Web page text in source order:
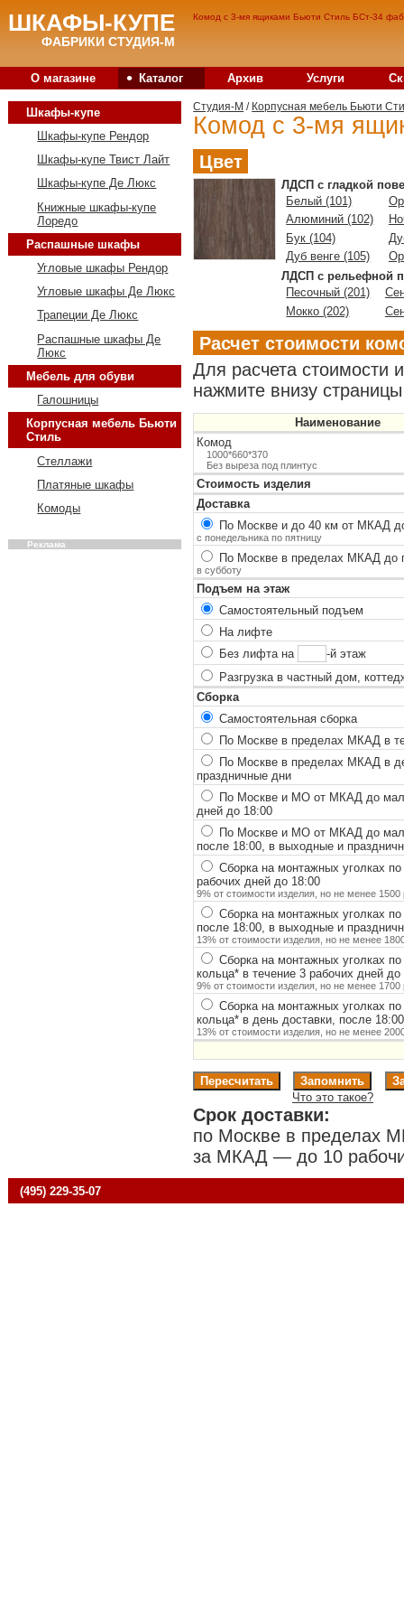
Комод с 3-мя ящиками Бьюти Стиль БСт-34
ШКАФЫ-КУПЕ
ФАБРИКИ СТУДИЯ-М
О магазине • Каталог Архив Услуги
Студия-M / Корпусная мебель Бьюти
Комод с 3-мя
Цвет
ЛДСП с гладкой
Белый (101)
Алюминий (102)
Бук (104)
Дуб венге (105)
ЛДСП с рельефной
Песочный (201)
Мокко (202)
Расчет стоимости
Для расчета стоимости
нажмите внизу
Наименование
Комод
1000*660*370
Без выреза под плинтус
Стоимость изделия
Доставка
По Москве и до 40 км от МКАД
с понедельника по пятницу
По Москве в пределах МКАД до
в субботу
Подъем на этаж
Самостоятельный подъем
На лифте
Без лифта на
-й этаж
Разгрузка в частный дом,
Сборка
Самостоятельная сборка
По Москве в пределах МКАД в
По Москве в пределах МКАД в
праздничные дни
По Москве и МО от МКАД до
дней до 18:00
По Москве и МО от МКАД до
после 18:00, в выходные и
Сборка на монтажных уголках
рабочих дней до 18:00
9% от стоимости изделия, но не менее 1500
Сборка на монтажных уголках
после 18:00, в выходные и
13% от стоимости изделия, но не менее
Сборка на монтажных уголках
кольца*в течение 3 рабочих дней до
9% от стоимости изделия, но не менее 1700
Сборка на монтажных уголках
кольца*в день доставки, после
13% от стоимости изделия, но не менее
Что это такое?
Срок доставки:
по Москве в пределах
за МКАД — до 10
Шкафы-купе
Шкафы-купе Рендор
Шкафы-купе Твист Лайт
Шкафы-купе Де Люкс
Книжные шкафы-купе
Лоредо
Распашные шкафы
Угловые шкафы Рендор
Угловые шкафы Де Люкс
Трапеции Де Люкс
Распашные шкафы Де
Люкс
Мебель для обуви
Галошницы
Корпусная мебель Бьюти
Стиль
Стеллажи
Платяные шкафы
Комоды
Реклама
(495) 229-35-07